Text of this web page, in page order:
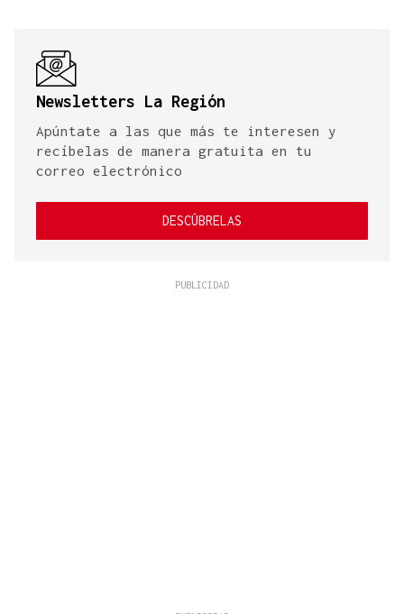
Newsletters La Región
Apúntate a las que más te interesen y
recíbelas de manera gratuita en tu
correo electrónico
DESCÚBRELAS